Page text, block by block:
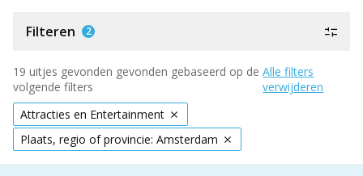
Filteren 2
19 uitjes gevonden gevonden gebaseerd op de
volgende filters
Alle filters
verwijderen
Attracties en Entertainment
Plaats, regio of provincie: Amsterdam